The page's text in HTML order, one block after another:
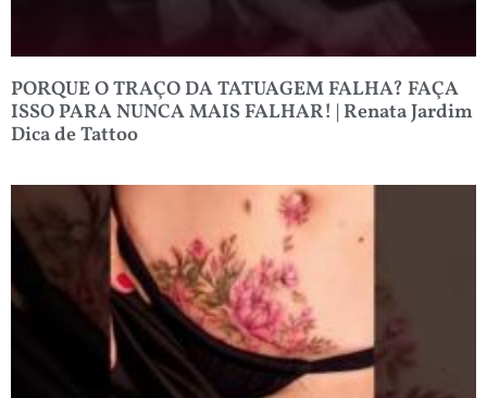
PORQUE O TRAÇO DA TATUAGEM FALHA? FAÇA
ISSO PARA NUNCA MAIS FALHAR! | Renata Jardim
Dica de Tattoo